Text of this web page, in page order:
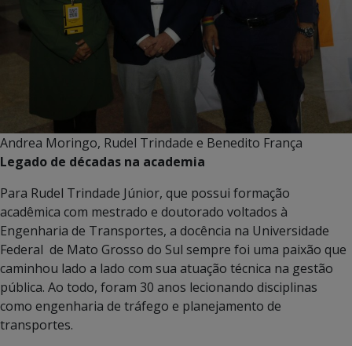
Andrea Moringo, Rudel Trindade e Benedito França
Legado de décadas na academia
Para Rudel Trindade Júnior, que possui formação
acadêmica com mestrado e doutorado voltados à
Engenharia de Transportes, a docência na Universidade
Federal de Mato Grosso do Sul sempre foi uma paixão que
caminhou lado a lado com sua atuação técnica na gestão
pública. Ao todo, foram 30 anos lecionando disciplinas
como engenharia de tráfego e planejamento de
transportes.